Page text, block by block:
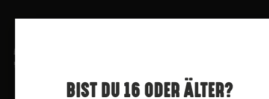
BIST DU 16 ODER ÄLTER?